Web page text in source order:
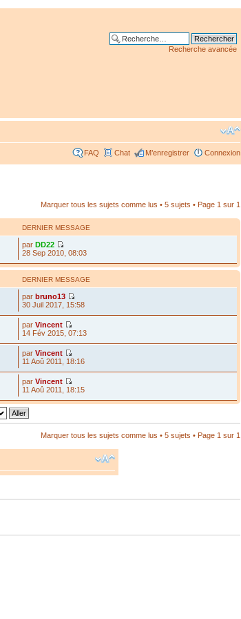
Recherche avancée
FAQ Chat M’enregistrer Connexion
Marquer tous les sujets comme lus • 5 sujets • Page 1 sur 1
DERNIER MESSAGE
par DD22
28 Sep 2010, 08:03
DERNIER MESSAGE
par bruno13
30 Juil 2017, 15:58
par Vincent
14 Fév 2015, 07:13
par Vincent
11 Aoû 2011, 18:16
par Vincent
11 Aoû 2011, 18:15
Marquer tous les sujets comme lus • 5 sujets • Page 1 sur 1